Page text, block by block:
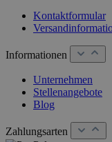
Kontaktformular
Informationen
Unternehmen
Stellenangebote
Blog
Zahlungsarten